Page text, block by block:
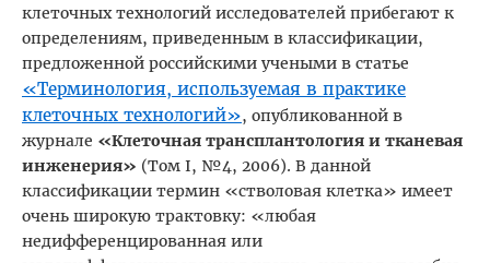
клеточных технологий исследователей прибегают к
определениям, приведенным в классификации,
предложенной российскими учеными в статье
«Терминология, используемая в практике
клеточных технологий», опубликованной в
журнале «Клеточная трансплантология и тканевая
инженерия» (Том I, №4, 2006). В данной
классификации термин «стволовая клетка» имеет
очень широкую трактовку: «любая
недифференцированная или